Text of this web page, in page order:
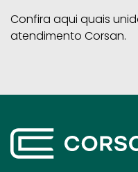
Confira aqui quais
atendimento Corsan.